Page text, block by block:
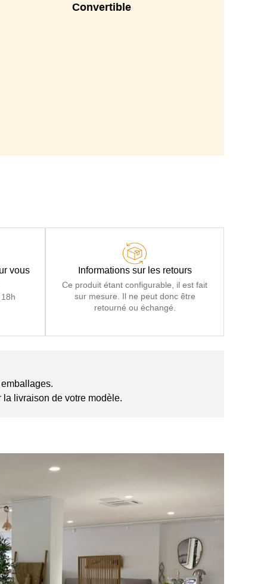
par basculement du dossier, 0 effort 0 manutention
Convertible
vous
Informations sur les retours
Ce produit étant configurable, il est fait
sur mesure. Il ne peut donc être
retourné ou échangé.
livraison de votre modèle.